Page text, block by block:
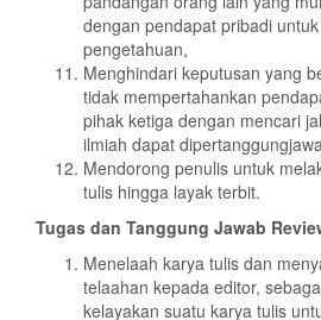
dengan pendapat pribadi
pengetahuan,
Menghindari keputusan yang
tidak mempertahankan
pihak ketiga dengan mencari
ilmiah dapat
Mendorong penulis untuk
tulis hingga layak terbit.
Tugas dan Tanggung Jawab
Menelaah karya tulis dan
telaahan kepada editor,
kelayakan suatu karya tulis